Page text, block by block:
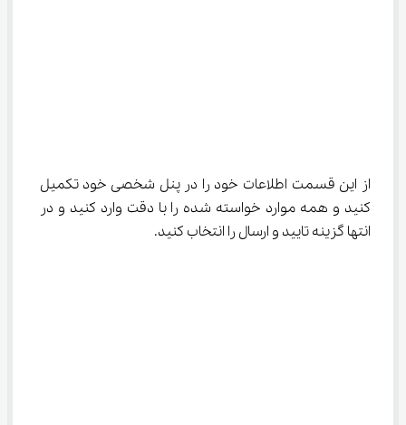
از این قسمت اطلاعات خود را در پنل شخصی خود تکمیل
کنید و همه موارد خواسته شده را با دقت وارد کنید و در
انتها گزینه تایید و ارسال را انتخاب کنید.